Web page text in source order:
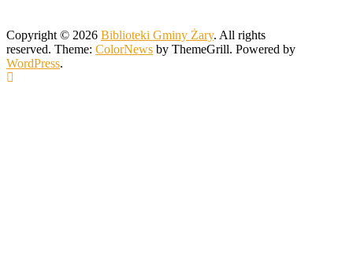
Copyright © 2026 Biblioteki Gminy Żary. All rights
reserved. Theme: ColorNews by ThemeGrill. Powered by
WordPress.